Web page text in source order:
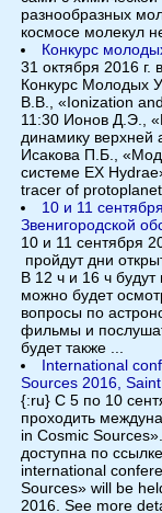
разнообразных
космосе молекул
Конкурс
31 октября 2016
Конкурс Молодых
В.В., «Ionization
11:30 Ионов Д.Э.,
динамику верхней
Исакова П.Б.,
системе EX
tracer of
10 и 11
Звенигородской
10 и 11 сентября
пройдут дни
В 12 ч и 16 ч будут
можно будет
вопросы по
фильмы и
будет также ...
International
Sources 2016,
{:ru} C 5 по 10
проходить
in Cosmic
доступна по
international
Sources» will be
2016. See more